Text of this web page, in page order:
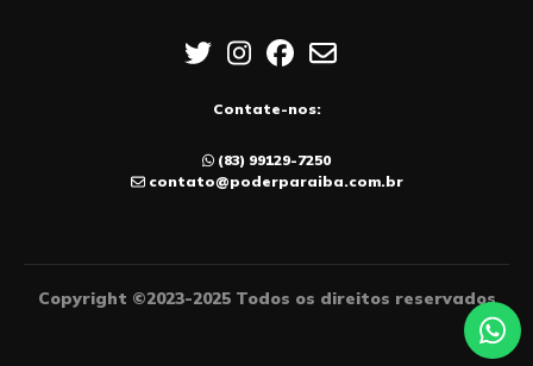
Contate-nos:
(83) 99129-7250
contato@poderparaiba.com.br
Copyright ©2023-2025 Todos os direitos reservados